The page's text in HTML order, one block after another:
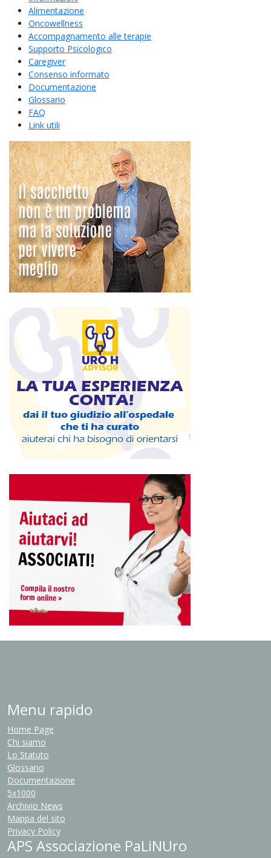
Alimentazione
Oncowellness
Accompagnamento alle terapie
Supporto Psicologico
Caregiver
Consenso informato
Documentazione
Glossario
FAQ
Link utili
Menu rapido
Home Page
Chi siamo
Lo Statuto
Glossario
Documentazione
5x1000
Archivio News
Mappa del sito
Privacy Policy
APS Associazione PaLiNUro